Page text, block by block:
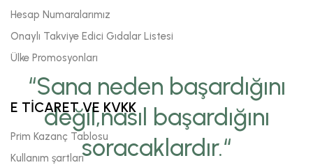
“Sana neden başardığını
değil,nasıl başardığını
soracaklardır.“
Hesap Numaralarımız
Onaylı Takviye Edici Gıdalar Listesi
Ülke Promosyonları
E TİCARET VE KVKK
Prim Kazanç Tablosu
Kullanım şartları